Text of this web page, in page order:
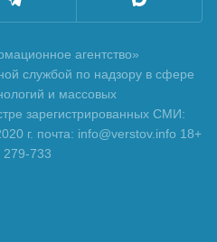
агентство»
службой по надзору в сфере
и массовых
зарегистрированных СМИ:
г. почта: info@verstov.info 18+
733